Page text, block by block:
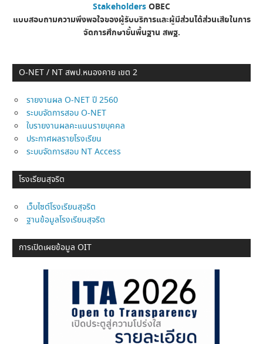
StakeholdersOBEC
แบบสอบถามความพึงพอใจของผู้รับบริการและผู้มีส่วนได้ส่วนเสียในการ
จัดการศึกษาขั้นพื้นฐาน สพฐ.
O-NET / NT สพป.หนองคาย เขต 2
รายงานผล O-NET ปี 2560
ระบบจัดการสอบ O-NET
ใบรายงานผลคะแนนรายบุคคล
ประกาศผลรายโรงเรียน
ระบบจัดการสอบ NT Access
โรงเรียนสุจริต
เว็บไซต์โรงเรียนสุจริต
ฐานข้อมูลโรงเรียนสุจริต
การเปิดเผยข้อมูล OIT